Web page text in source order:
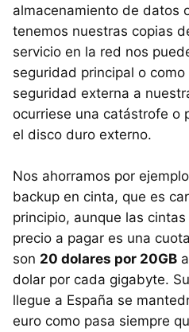
almacenamiento de datos
tenemos nuestras copias
servicio en la red nos
seguridad principal o
seguridad externa a
ocurriese una catástrofe o
el disco duro externo.
Nos ahorramos por
backup en cinta, que es
principio, aunque las
precio a pagar es una
son 20 dolares por 20GB
dolar por cada gigabyte.
llegue a España se
euro como pasa siempre